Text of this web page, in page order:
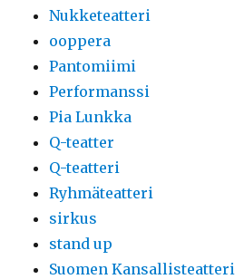
Nukketeatteri
ooppera
Pantomiimi
Performanssi
Pia Lunkka
Q-teatter
Q-teatteri
Ryhmäteatteri
sirkus
stand up
Suomen Kansallisteatteri